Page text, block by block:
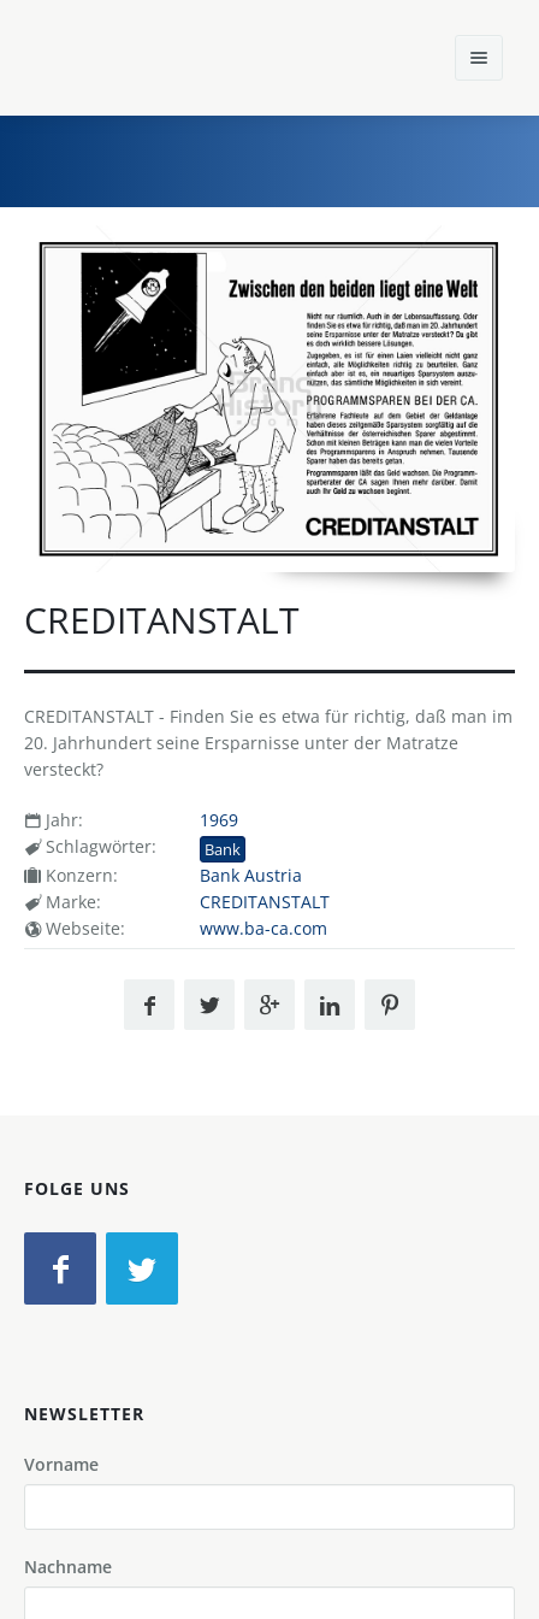
Einst und Heute
Konzerne
Epoche
CREDITANSTALT
CREDITANSTALT - Finden Sie es etwa für richtig, daß man im
20. Jahrhundert seine Ersparnisse unter der Matratze
versteckt?
Jahr:
1969
Schlagwörter:
Bank
Konzern:
Bank Austria
Marke:
CREDITANSTALT
Webseite:
www.ba-ca.com
FOLGE UNS
NEWSLETTER
Vorname
Nachname